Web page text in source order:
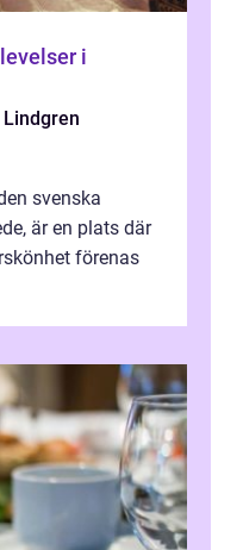
svenska
är en plats där
förenas